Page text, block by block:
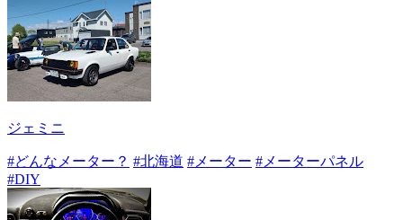
ジェミニ
#どんなメーター？ #北海道 #メーター #メーターパネル
#DIY